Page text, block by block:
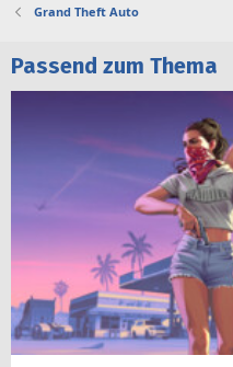
Grand Theft Auto
Passend zum Thema